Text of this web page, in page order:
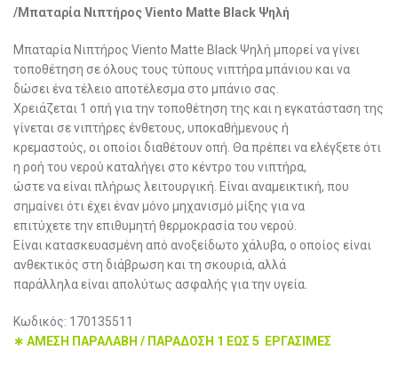
/Μπαταρία Νιπτήρος Viento Matte Black Ψηλή
Μπαταρία Νιπτήρος Viento Matte Black Ψηλή μπορεί να γίνει
τοποθέτηση σε όλους τους τύπους νιπτήρα μπάνιου και να
δώσει ένα τέλειο αποτέλεσμα στο μπάνιο σας.
Xρειάζεται 1 οπή για την τοποθέτηση της και η εγκατάσταση της
γίνεται σε νιπτήρες ένθετους, υποκαθήμενους ή
κρεμαστούς, οι οποίοι διαθέτουν οπή. Θα πρέπει να ελέγξετε ότι
η ροή του νερού καταλήγει στο κέντρο του νιπτήρα,
ώστε να είναι πλήρως λειτουργική. Είναι αναμεικτική, που
σημαίνει ότι έχει έναν μόνο μηχανισμό μίξης για να
επιτύχετε την επιθυμητή θερμοκρασία του νερού.
Είναι κατασκευασμένη από ανοξείδωτο χάλυβα, ο οποίος είναι
ανθεκτικός στη διάβρωση και τη σκουριά, αλλά
παράλληλα είναι απολύτως ασφαλής για την υγεία.
Κωδικός: 170135511
∗ ΑΜΕΣΗ ΠΑΡΑΛΑΒΗ / ΠΑΡΑΔΟΣΗ 1 ΕΩΣ 5 ΕΡΓΑΣΙΜΕΣ